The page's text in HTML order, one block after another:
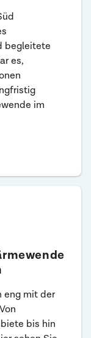
begleitete
es,
im
eng mit der
bis hin